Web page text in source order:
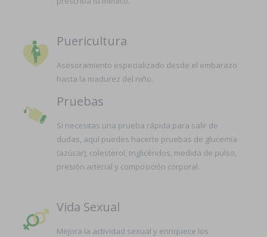
Puericultura
Asesoramiento especializado desde el embarazo
hasta la madurez del niño.
Pruebas
Si necesitas una prueba rápida para salir de
dudas, aquí puedes hacerte pruebas de glucemia
(azúcar), colesterol, triglicéridos, medida de pulso,
presión arterial y composición corporal.
Vida Sexual
Mejora la actividad sexual y enriquece los